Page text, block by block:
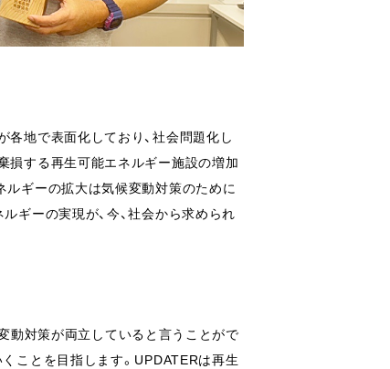
地で表面化しており、社会問題化し
損する再生可能エネルギー施設の増加
ルギーの拡大は気候変動対策のために
ギーの実現が、今、社会から求められ
動対策が両立していると言うことがで
ことを目指します。UPDATERは再生